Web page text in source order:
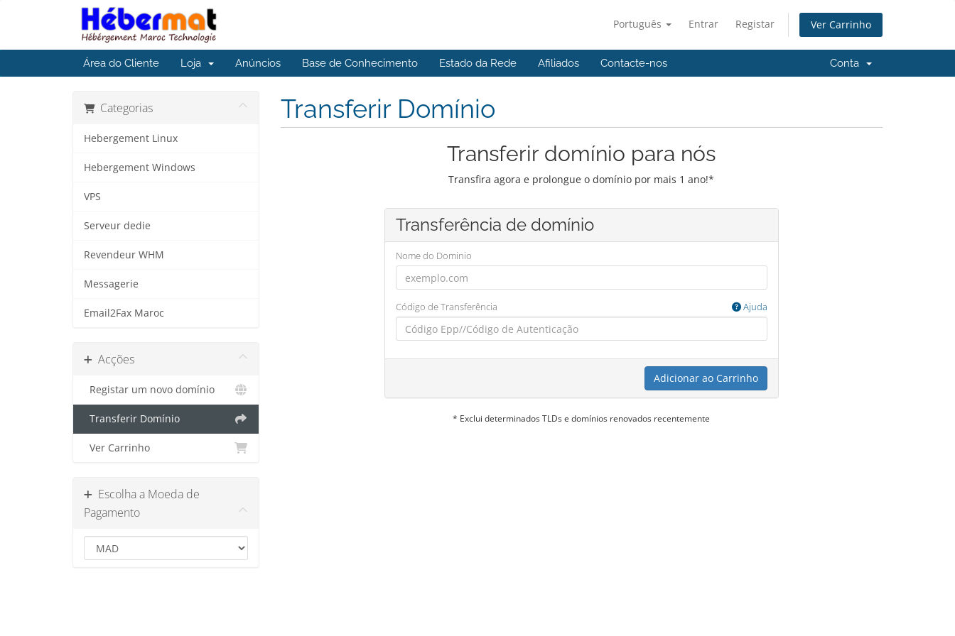
Português Entrar Registar Ver Carrinho
Área do Cliente Loja Anúncios Base de Conhecimento Estado da Rede Afiliados Contacte-nos Conta
Categorias
Hebergement Linux
Hebergement Windows
VPS
Serveur dedie
Revendeur WHM
Messagerie
Email2Fax Maroc
Acções
Registar um novo domínio
Transferir Domínio
Ver Carrinho
Escolha a Moeda de
Pagamento
Transferir Domínio
Transferir domínio para nós
Transfira agora e prolongue o domínio por mais 1 ano!*
Transferência de domínio
Nome do Dominio
Código de Transferência Ajuda
Adicionar ao Carrinho
* Exclui determinados TLDs e domínios renovados recentemente